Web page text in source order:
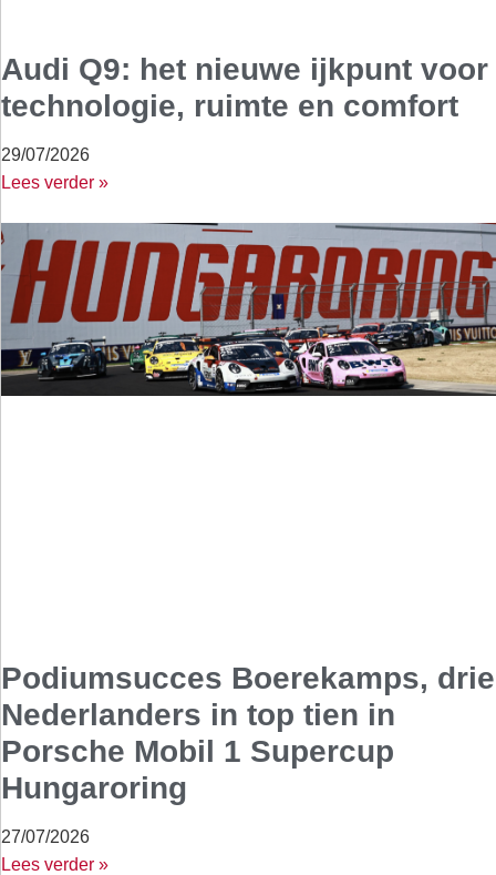
Audi Q9: het nieuwe ijkpunt voor
technologie, ruimte en comfort
29/07/2026
Lees verder »
Podiumsucces Boerekamps, drie
Nederlanders in top tien in
Porsche Mobil 1 Supercup
Hungaroring
27/07/2026
Lees verder »